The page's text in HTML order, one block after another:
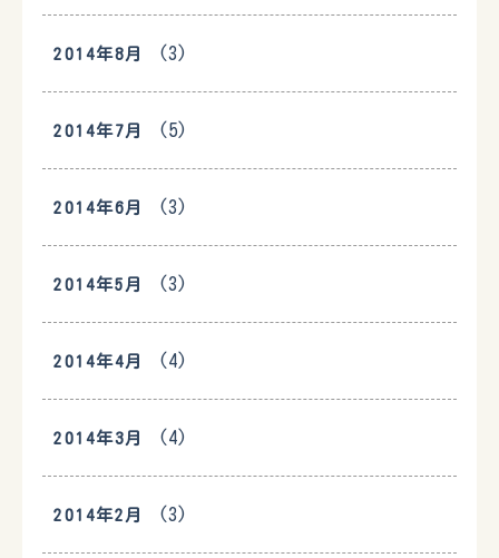
2014年8月 (3)
2014年7月 (5)
2014年6月 (3)
2014年5月 (3)
2014年4月 (4)
2014年3月 (4)
2014年2月 (3)